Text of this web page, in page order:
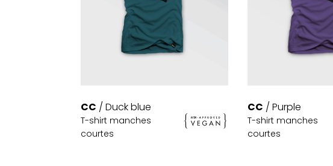
CC / Duck blue
T-shirt manches
courtes
CC / Purple
T-shirt manches
courtes